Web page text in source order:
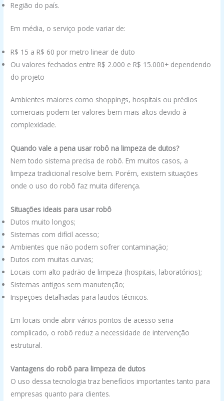
Região do país.
Em média, o serviço pode variar de:
R$ 15 a R$ 60 por metro linear de duto
Ou valores fechados entre R$ 2.000 e R$ 15.000+ dependendo
do projeto
Ambientes maiores como shoppings, hospitais ou prédios
comerciais podem ter valores bem mais altos devido à
complexidade.
Quando vale a pena usar robô na limpeza de dutos?
Nem todo sistema precisa de robô. Em muitos casos, a
limpeza tradicional resolve bem. Porém, existem situações
onde o uso do robô faz muita diferença.
Situações ideais para usar robô
Dutos muito longos;
Sistemas com difícil acesso;
Ambientes que não podem sofrer contaminação;
Dutos com muitas curvas;
Locais com alto padrão de limpeza (hospitais, laboratórios);
Sistemas antigos sem manutenção;
Inspeções detalhadas para laudos técnicos.
Em locais onde abrir vários pontos de acesso seria
complicado, o robô reduz a necessidade de intervenção
estrutural.
Vantagens do robô para limpeza de dutos
O uso dessa tecnologia traz benefícios importantes tanto para
empresas quanto para clientes.